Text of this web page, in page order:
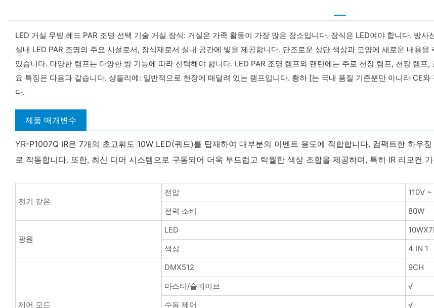
LED 거실 무빙 헤드 PAR 조명 선택 기술 거실 장식: 거실은 가족 활동이 가장 많은 장소입니다. 장식은 LED여야 합니다. 방
실내 LED PAR 조명의 주요 시설로서, 장식재로서 실내 공간에 빛을 제공합니다. 단조로운 상단 색상과 모양에 새로운 내용
있습니다. 다양한 램프는 다양한 방 기능에 따라 선택해야 합니다. LED PAR 조명 램프와 랜턴에는 주로 천장 램프, 천장 램
요 특징은 다음과 같습니다. 샹들리에: 일반적으로 천장에 매달려 있는 램프입니다. 황하 [는 국내 품질 기준뿐만 아니라 CE
다.
제품 매개변수
YR-P1007Q IR은 7개의 초고휘도 10W LED(쿼드)를 탑재하여 대부분의 이벤트 용도에 적합합니다. 컴팩트한 하우
로 작동합니다. 또한, 최신 디머 시스템으로 구동되어 더욱 부드럽고 탁월한 색상 조합을 제공하며, 특히 IR 리모컨
전기 같은
전압
110V
전력 소비
80W
광원
LED
색상
4 IN 1
제어 모드
DMX512
9CH
마스터/슬레이브
√
수동 제어
√